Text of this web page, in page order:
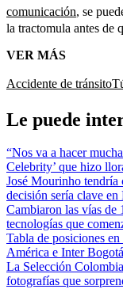
comunicación, se
la tractomula antes de
VER MÁS
Accidente de tránsito
Le puede
“Nos va a hacer
Celebrity’ que hizo
José Mourinho tendría
decisión sería clave
Cambiaron las vías de
tecnologías que
Tabla de posiciones
América e Inter Bogotá
La Selección
fotografías que